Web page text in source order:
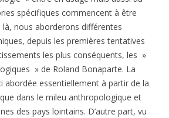
spécifiques commencent à être
là, nous aborderons différentes
depuis les premières tentatives
les plus conséquents, les »
» de Roland Bonaparte. La
abordée essentiellement à partir de la
dans le mileu anthropologique et
des pays lointains. D’autre part, vu